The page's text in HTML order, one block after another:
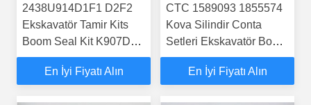
2438U914D1F1 D2F2
Ekskavatör Tamir Kits
Boom Seal Kit K907D
için KOB-
2438U914R100 KOB-
En İyi Fiyatı Alın
CTC 1589093 1855574
Kova Silindir Conta
Setleri Ekskavatör Bom
Conta Kiti
En İyi Fiyatı Alın